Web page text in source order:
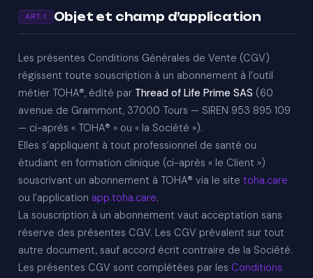
ART. 1 Objet et champ d’application
Les présentes Conditions Générales de Vente (CGV)
régissent toute souscription à un abonnement à l’outil
métier TOHA®, édité par Thread of Life Prime SAS (60
avenue de Grammont, 37000 Tours — SIREN 953 895 109
— ci-après « TOHA® » ou « la Société »).
Elles s’appliquent à tout professionnel de santé ou
étudiant en formation clinique (ci-après « le Client »)
souscrivant un abonnement à TOHA® via le site toha.care
ou l’application app.toha.care.
La souscription à un abonnement vaut acceptation sans
réserve des présentes CGV. Les CGV prévalent sur tout
autre document, sauf accord écrit contraire de la Société.
Les présentes CGV sont complétées par les Conditions